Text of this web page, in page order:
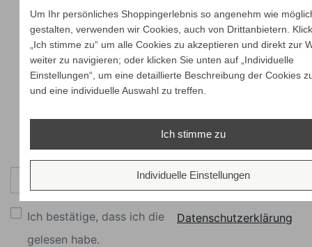
Newsletter
Abonnieren
Ich bestätige, dass ich die
Datenschutzerklärung
gelesen habe.
Um Ihr persönliches Shoppingerlebnis so angenehm wie
gestalten, verwenden wir Cookies, auch von Drittanbietern.
„Ich stimme zu“ um alle Cookies zu akzeptieren und direkt zur
weiter zu navigieren; oder klicken Sie unten auf „Individuelle
Einstellungen“, um eine detaillierte Beschreibung der Cookies
und eine individuelle Auswahl zu treffen.
Ich stimme zu
Individuelle Einstellungen